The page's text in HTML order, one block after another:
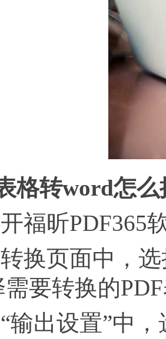
格转word怎
昕PDF365软
页面中，选
要转换的
出设置”中，